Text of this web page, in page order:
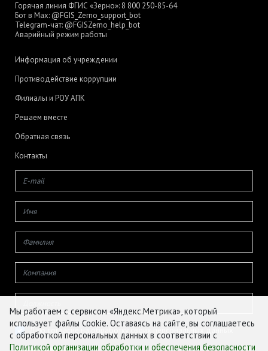
Горячая линия ФГИС «Зерно»: 8 800 250-85-64
Бот в Max: @FGIS_Zerno_support_bot
Telegram-чат: @FGISZerno_help_bot
Аварийный режим работы
Информация об учреждении
Противодействие коррупции
Филиалы и РОУ АПК
Решаем вместе
Обратная связь
Контакты
Даю согласие на обработку своих персональных данных
Мы работаем с сервисом «Яндекс.Метрика», который
использует файлы Cookie. Оставаясь на сайте, вы соглашаетесь
с обработкой персональных данных в соответствии с
Политикой организации обработки и обеспечения безопасности